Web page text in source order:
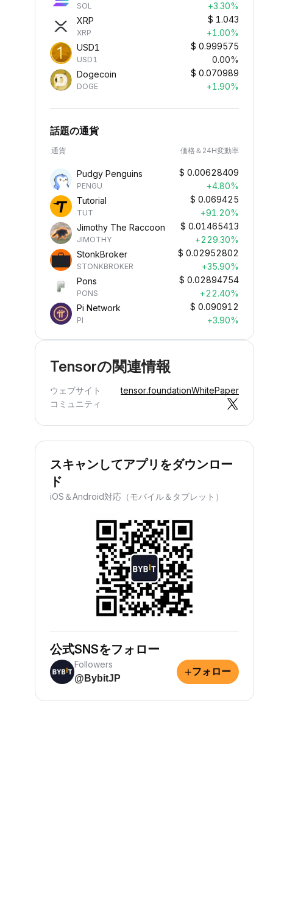
パッシブインカムの獲得
資産を預け入れて、パッシブインカム
SOL
+3.30%
XRP
XRP
$ 1.043
+1.00%
USD1
USD1
$ 0.999575
0.00%
Dogecoin
DOGE
$ 0.070989
+1.90%
話題の通貨
通貨 価格＆24H変動率
Pudgy Penguins
PENGU
$ 0.00628409
+4.80%
Tutorial
TUT
$ 0.069425
+91.20%
Jimothy The Raccoon
JIMOTHY
$ 0.01465413
+229.30%
StonkBroker
STONKBROKER
$ 0.02952802
+35.90%
Pons
PONS
$ 0.02894754
+22.40%
Pi Network
PI
$ 0.090912
+3.90%
Tensorの関連情報
ウェブサイト tensor.foundationWhitePaper
コミュニティ
スキャンしてアプリをダウンロー
ド
iOS＆Android対応（モバイル＆タブレット）
公式SNSをフォロー
Followers
@BybitJP
+フォロー